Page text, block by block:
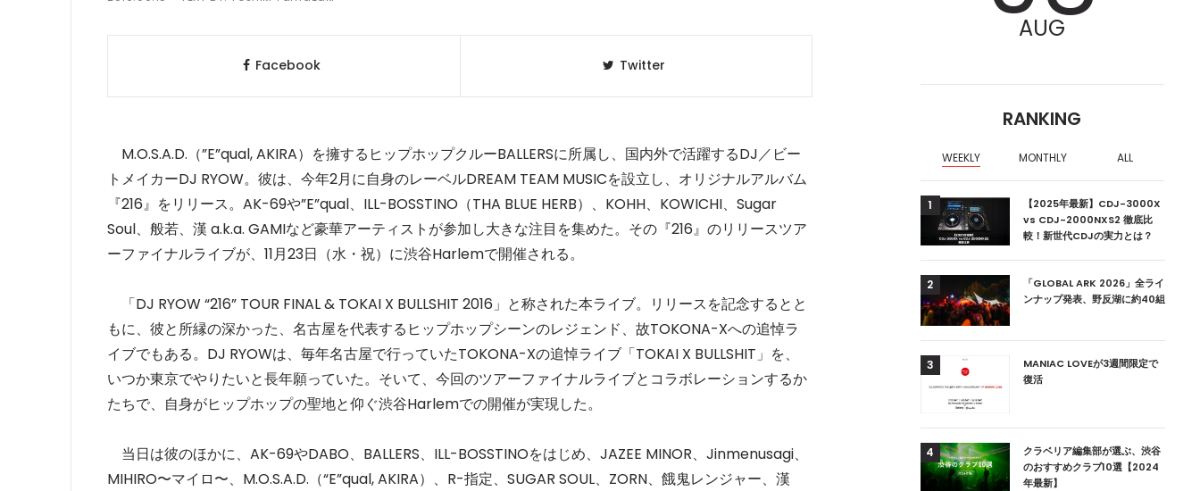
Facebook Twitter
M.O.S.A.D.（”E”qual, AKIRA）を擁するヒップホップクルーBALLERSに所属し、国内外で活躍するDJ／ビー
トメイカーDJ RYOW。彼は、今年2月に自身のレーベルDREAM TEAM MUSICを設立し、オリジナルアルバム
『216』をリリース。AK-69や”E”qual、ILL-BOSSTINO（THA BLUE HERB）、KOHH、KOWICHI、Sugar
Soul、般若、漢 a.k.a. GAMIなど豪華アーティストが参加し大きな注目を集めた。その『216』のリリースツア
ーファイナルライブが、11月23日（水・祝）に渋谷Harlemで開催される。
「DJ RYOW “216” TOUR FINAL & TOKAI X BULLSHIT 2016」と称された本ライブ。リリースを記念するとと
もに、彼と所縁の深かった、名古屋を代表するヒップホップシーンのレジェンド、故TOKONA-Xへの追悼ラ
イブでもある。DJ RYOWは、毎年名古屋で行っていたTOKONA-Xの追悼ライブ「TOKAI X BULLSHIT」を、
いつか東京でやりたいと長年願っていた。そいて、今回のツアーファイナルライブとコラボレーションするか
たちで、自身がヒップホップの聖地と仰ぐ渋谷Harlemでの開催が実現した。
当日は彼のほかに、AK-69やDABO、BALLERS、ILL-BOSSTINOをはじめ、JAZEE MINOR、Jinmenusagi、
MIHIRO〜マイロ〜、M.O.S.A.D.（“E”qual, AKIRA）、R-指定、SUGAR SOUL、ZORN、餓鬼レンジャー、漢
AUG
RANKING
WEEKLY MONTHLY ALL
クラベリア編集部が選ぶ、渋谷
年最新】
DJ!?
セレブ御用達、ニューヨークの
クラブが日本上陸！ 「1 OAK
発中！音楽産業に参戦すること
を発表
1
【2025年最新】CDJ-3000X
vs CDJ-2000NXS2 徹底比
較！新世代CDJの実力とは？
2
「GLOBAL ARK 2026」全ライ
ンナップ発表、野反湖に約40組
3
MANIAC LOVEが3週間限定で
復活
4
クラベリア編集部が選ぶ、渋谷
のおすすめクラブ10選【2024
年最新】